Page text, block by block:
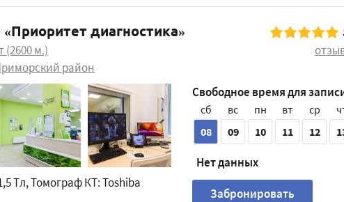
диагностика»
(2600 м.)
район
Tл, Томограф КТ: Toshiba
Свободное время для
сб
08
вс
09
пн
10
вт
11
ср
12
Нет данных
Забронировать